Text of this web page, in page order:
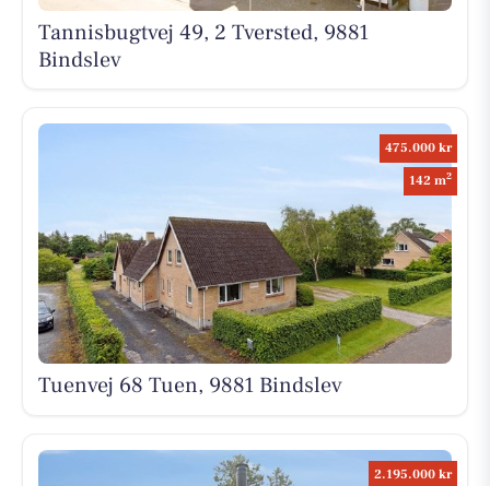
Tannisbugtvej 49, 2 Tversted, 9881
Bindslev
475.000 kr
142 m2
Tuenvej 68 Tuen, 9881 Bindslev
2.195.000 kr